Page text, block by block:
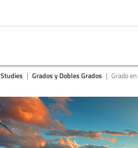
Studies Grados y Dobles Grados Grado